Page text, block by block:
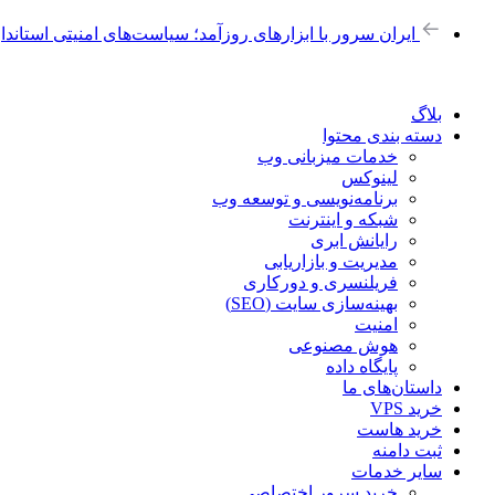
ایران سرور با ابزارهای روزآمد؛ سیاست‌های امنیتی
بلاگ
دسته بندی محتوا
خدمات میزبانی وب
لینوکس
برنامه‌نویسی و توسعه وب
شبکه و اینترنت
رایانش ابری
مدیریت و بازاریابی
فریلنسری و دورکاری
بهینه‌سازی سایت (SEO)
امنیت
هوش مصنوعی
پایگاه داده
داستان‌های ما
خرید VPS
خرید هاست
ثبت دامنه
سایر خدمات